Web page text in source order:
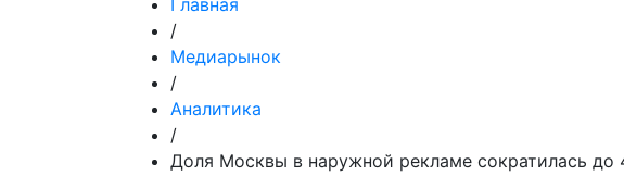
Главная
/
Медиарынок
/
Аналитика
/
Доля Москвы в наружной рекламе сократилась до